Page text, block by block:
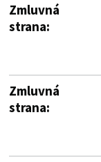
Zmluvná
strana:
Zmluvná
strana: